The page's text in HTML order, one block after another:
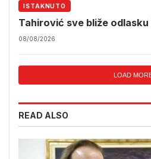
ISTAKNUTO
Tahirović sve bliže odlasku
08/08/2026
LOAD
READ ALSO